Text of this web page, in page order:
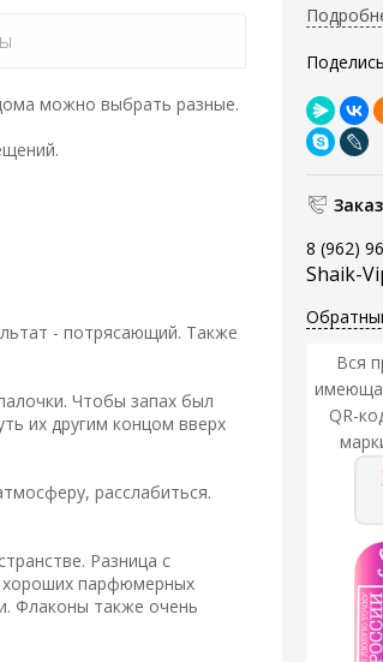
8 (962)
Shaik-
Вся
QR-
можно выбрать разные.
- потрясающий. Также
Чтобы запах был
их другим концом вверх
расслабиться.
Разница с
хороших парфюмерных
Флаконы также очень